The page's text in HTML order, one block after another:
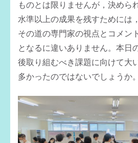
ものとは限りませんが，決めら
水準以上の成果を残すためには
その道の専門家の視点とコメン
となるに違いありません。本日
後取り組むべき課題に向けて大
多かったのではないでしょうか。